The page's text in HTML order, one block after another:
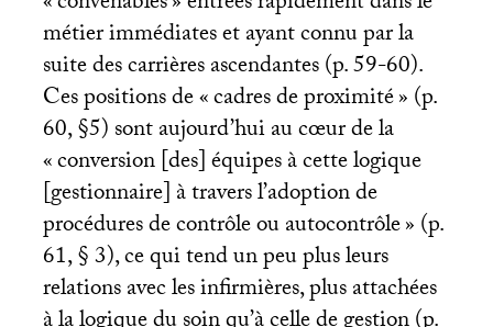
métier immédiates et ayant connu par la
suite des carrières ascendantes (p. 59-60).
Ces positions de «cadres de proximité» (p.
60, §5) sont aujourd’hui au cœur de la
«conversion [des] équipes à cette logique
[gestionnaire] à travers l’adoption de
procédures de contrôle ou autocontrôle» (p.
61, § 3), ce qui tend un peu plus leurs
relations avec les infirmières, plus attachées